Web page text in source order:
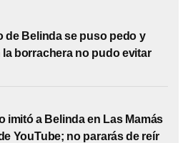
de Belinda se puso pedo y
la borrachera no pudo evitar
imitó a Belinda en Las Mamás
YouTube; no pararás de reír